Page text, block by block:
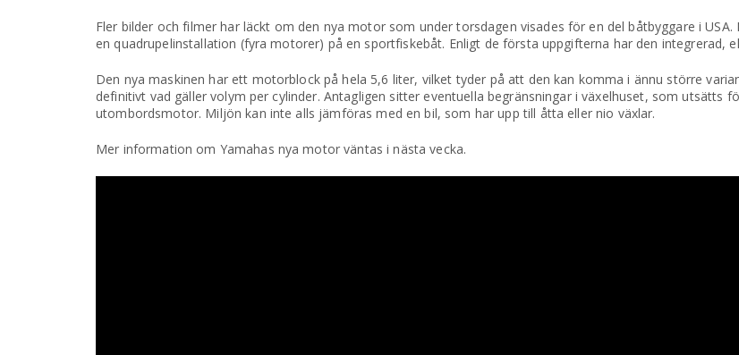
Fler bilder och filmer har läckt om den nya motor som under torsdagen visades för en del båtbyggare i
en quadrupelinstallation (fyra motorer) på en sportfiskebåt. Enligt de första uppgifterna har den integrerad,
Den nya maskinen har ett motorblock på hela 5,6 liter, vilket tyder på att den kan komma i ännu större
definitivt vad gäller volym per cylinder. Antagligen sitter eventuella begränsningar i växelhuset, som utsätts
utombordsmotor. Miljön kan inte alls jämföras med en bil, som har upp till åtta eller nio växlar.
Mer information om Yamahas nya motor väntas i nästa vecka.